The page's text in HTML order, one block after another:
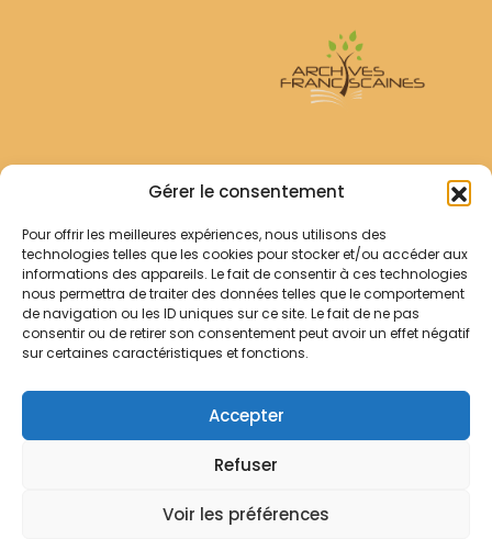
Gérer le consentement
Pour offrir les meilleures expériences, nous utilisons des
technologies telles que les cookies pour stocker et/ou accéder aux
informations des appareils. Le fait de consentir à ces technologies
nous permettra de traiter des données telles que le comportement
de navigation ou les ID uniques sur ce site. Le fait de ne pas
consentir ou de retirer son consentement peut avoir un effet négatif
sur certaines caractéristiques et fonctions.
Accepter
Refuser
Voir les préférences
Archives Franciscaines
RECHERCHER
Comment chercher ?
Les archives
Notre démarche
Contact